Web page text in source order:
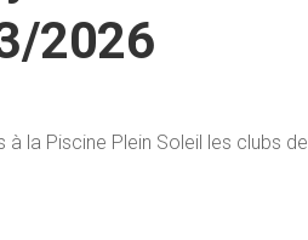
2026
la Piscine Plein Soleil les clubs de